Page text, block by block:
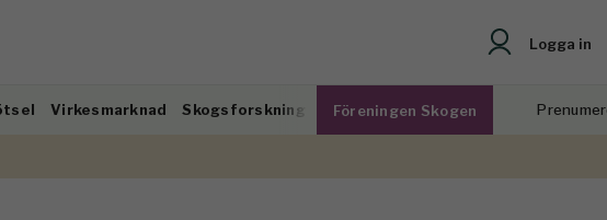
Logga in
Virkesmarknad Skogsforskning Föreningen Skogen